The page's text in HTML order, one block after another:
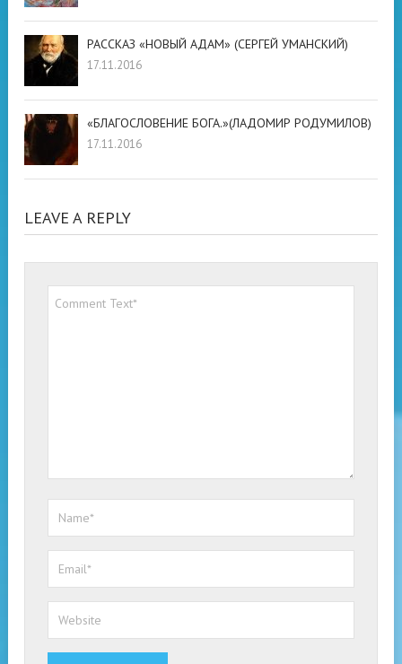
РАССКАЗ «НОВЫЙ АДАМ» (СЕРГЕЙ УМАНСКИЙ)
17.11.2016
«БЛАГОСЛОВЕНИЕ БОГА.»(ЛАДОМИР РОДУМИЛОВ)
17.11.2016
LEAVE A REPLY